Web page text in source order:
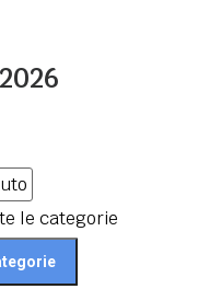
le categorie